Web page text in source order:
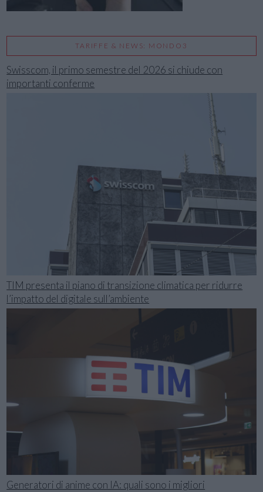
TARIFFE & NEWS: MONDO3
Swisscom, il primo semestre del 2026 si chiude con
importanti conferme
TIM presenta il piano di transizione climatica per ridurre
l’impatto del digitale sull’ambiente
Generatori di anime con IA: quali sono i migliori